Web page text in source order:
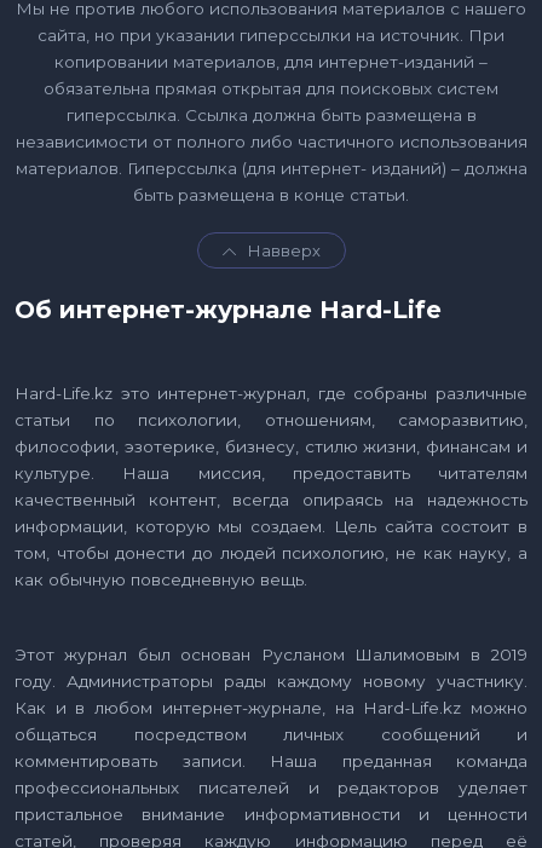
Мы не против любого использования материалов с нашего
сайта, но при указании гиперссылки на источник. При
копировании материалов, для интернет-изданий –
обязательна прямая открытая для поисковых систем
гиперссылка. Ссылка должна быть размещена в
независимости от полного либо частичного использования
материалов. Гиперссылка (для интернет- изданий) – должна
быть размещена в конце статьи.
Навверх
Об интернет-журнале Hard-Life
Hard-Life.kz это интернет-журнал, где собраны различные
статьи по психологии, отношениям, саморазвитию,
философии, эзотерике, бизнесу, стилю жизни, финансам и
культуре. Наша миссия, предоставить читателям
качественный контент, всегда опираясь на надежность
информации, которую мы создаем. Цель сайта состоит в
том, чтобы донести до людей психологию, не как науку, а
как обычную повседневную вещь.
Этот журнал был основан Русланом Шалимовым в 2019
году. Администраторы рады каждому новому участнику.
Как и в любом интернет-журнале, на Hard-Life.kz можно
общаться посредством личных сообщений и
комментировать записи. Наша преданная команда
профессиональных писателей и редакторов уделяет
пристальное внимание информативности и ценности
статей, проверяя каждую информацию перед её